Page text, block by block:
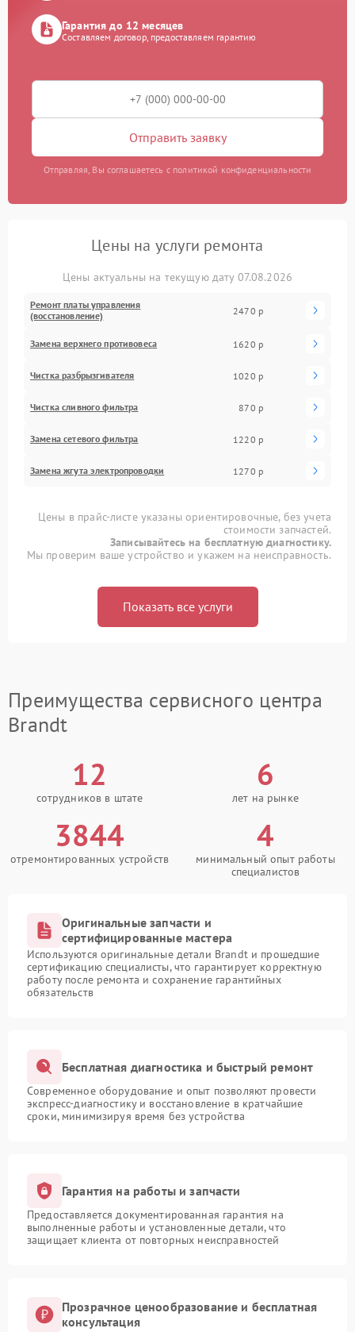
Гарантия до 12 месяцев
Составляем договор, предоставляем гарантию
Отправить заявку
Отправляя, Вы соглашаетесь с политикой конфиденциальности
Цены на услуги ремонта
Цены актуальны на текущую дату 07.08.2026
Ремонт платы управления
(восстановление)
2470 р
Замена верхнего противовеса 1620 р
Чистка разбрызгивателя 1020 р
Чистка сливного фильтра 870 р
Замена сетевого фильтра 1220 р
Замена жгута электропроводки 1270 р
Цены в прайс-листе указаны ориентировочные, без учета
стоимости запчастей.
Записывайтесь на бесплатную диагностику.
Мы проверим ваше устройство и укажем на неисправность.
Показать все услуги
Преимущества сервисного центра
Brandt
12
сотрудников в штате
6
лет на рынке
3844
отремонтированных устройств
4
минимальный опыт работы
специалистов
Оригинальные запчасти и
сертифицированные мастера
Используются оригинальные детали Brandt и прошедшие
сертификацию специалисты, что гарантирует корректную
работу после ремонта и сохранение гарантийных
обязательств
Бесплатная диагностика и быстрый ремонт
Современное оборудование и опыт позволяют провести
экспресс-диагностику и восстановление в кратчайшие
сроки, минимизируя время без устройства
Гарантия на работы и запчасти
Предоставляется документированная гарантия на
выполненные работы и установленные детали, что
защищает клиента от повторных неисправностей
Прозрачное ценообразование и бесплатная
консультация